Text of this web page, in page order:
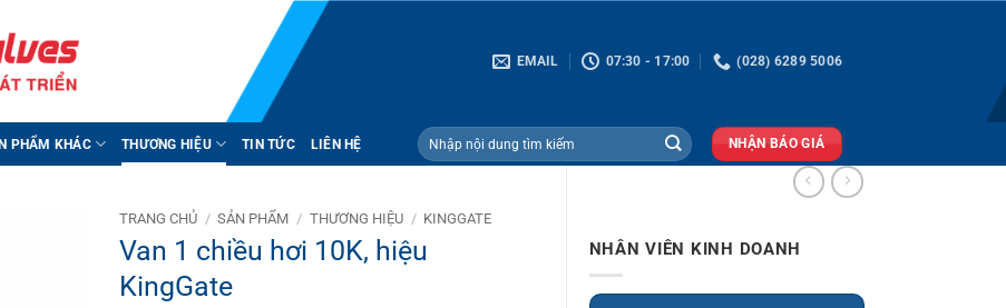
EMAIL 07:30 - 17:00 (028) 6289 5006
PHẨM KHÁC THƯƠNG HIỆU TIN TỨC LIÊN HỆ
Tìm
kiếm:
NHẬN BÁO GIÁ
NHÂN VIÊN KINH DOANH
TRANG CHỦ / SẢN PHẨM / THƯƠNG HIỆU / KINGGATE
Van 1 chiều hơi 10K, hiệu
KingGate